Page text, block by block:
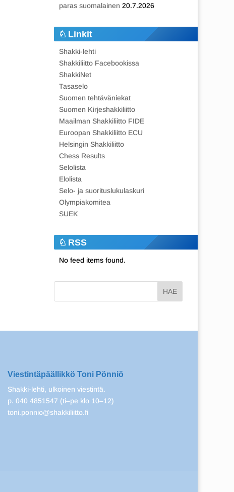
paras suomalainen 20.7.2026
Linkit
Shakki-lehti
Shakkiliitto Facebookissa
ShakkiNet
Tasaselo
Suomen tehtäväniekat
Suomen Kirjeshakkiliitto
Maailman Shakkiliitto FIDE
Euroopan Shakkiliitto ECU
Helsingin Shakkiliitto
Chess Results
Selolista
Elolista
Selo- ja suorituslukulaskuri
Olympiakomitea
SUEK
RSS
No feed items found.
Viestintäpäällikkö Toni Pönniö
Shakki-lehti, ulkoinen viestintä.
p. 040 4851547 (ti–pe klo 10–12)
toni.ponnio@shakkiliitto.fi